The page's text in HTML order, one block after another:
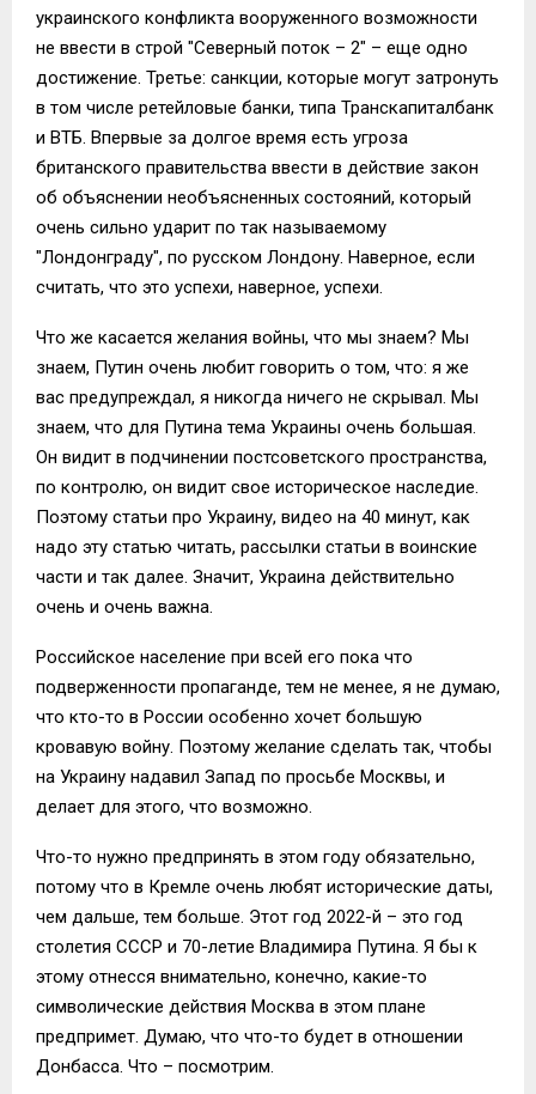
украинского конфликта вооруженного возможности
не ввести в строй "Северный поток – 2" – еще одно
достижение. Третье: санкции, которые могут затронуть
в том числе ретейловые банки, типа Транскапиталбанк
и ВТБ. Впервые за долгое время есть угроза
британского правительства ввести в действие закон
об объяснении необъясненных состояний, который
очень сильно ударит по так называемому
"Лондонграду", по русском Лондону. Наверное, если
считать, что это успехи, наверное, успехи.
Что же касается желания войны, что мы знаем? Мы
знаем, Путин очень любит говорить о том, что: я же
вас предупреждал, я никогда ничего не скрывал. Мы
знаем, что для Путина тема Украины очень большая.
Он видит в подчинении постсоветского пространства,
по контролю, он видит свое историческое наследие.
Поэтому статьи про Украину, видео на 40 минут, как
надо эту статью читать, рассылки статьи в воинские
части и так далее. Значит, Украина действительно
очень и очень важна.
Российское население при всей его пока что
подверженности пропаганде, тем не менее, я не думаю,
что кто-то в России особенно хочет большую
кровавую войну. Поэтому желание сделать так, чтобы
на Украину надавил Запад по просьбе Москвы, и
делает для этого, что возможно.
Что-то нужно предпринять в этом году обязательно,
потому что в Кремле очень любят исторические даты,
чем дальше, тем больше. Этот год 2022-й – это год
столетия СССР и 70-летие Владимира Путина. Я бы к
этому отнесся внимательно, конечно, какие-то
символические действия Москва в этом плане
предпримет. Думаю, что что-то будет в отношении
Донбасса. Что – посмотрим.